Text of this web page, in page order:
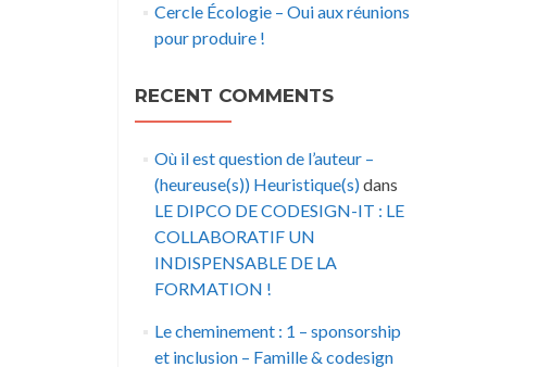
Cercle Écologie – Oui aux réunions
pour produire !
RECENT COMMENTS
Où il est question de l’auteur –
(heureuse(s)) Heuristique(s)dans
LE DIPCO DE CODESIGN-IT : LE
COLLABORATIF UN
INDISPENSABLE DE LA
FORMATION !
Le cheminement : 1 – sponsorship
et inclusion – Famille & codesign